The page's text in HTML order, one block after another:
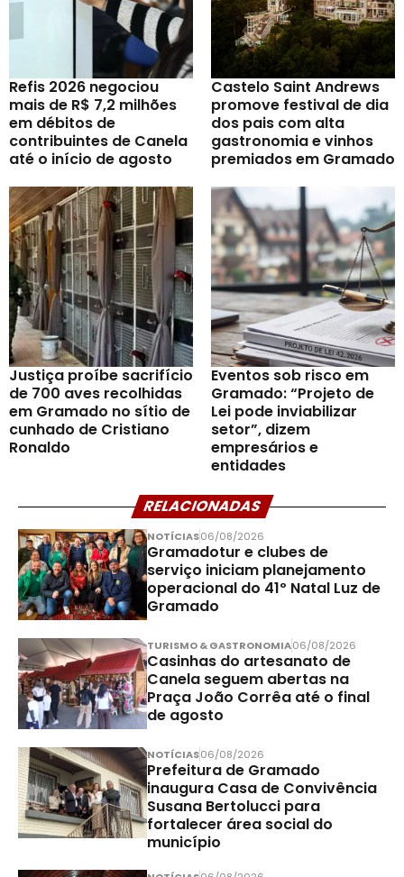
Refis 2026 negociou
mais de R$ 7,2 milhões
em débitos de
contribuintes de Canela
até o início de agosto
Castelo Saint Andrews
promove festival de dia
dos pais com alta
gastronomia e vinhos
premiados em Gramado
Justiça proíbe sacrifício
de 700 aves recolhidas
em Gramado no sítio de
cunhado de Cristiano
Ronaldo
Eventos sob risco em
Gramado: “Projeto de
Lei pode inviabilizar
setor”, dizem
empresários e
entidades
RELACIONADAS
NOTÍCIAS06/08/2026
Gramadotur e clubes de
serviço iniciam planejamento
operacional do 41º Natal Luz de
Gramado
TURISMO & GASTRONOMIA06/08/2026
Casinhas do artesanato de
Canela seguem abertas na
Praça João Corrêa até o final
de agosto
NOTÍCIAS06/08/2026
Prefeitura de Gramado
inaugura Casa de Convivência
Susana Bertolucci para
fortalecer área social do
município